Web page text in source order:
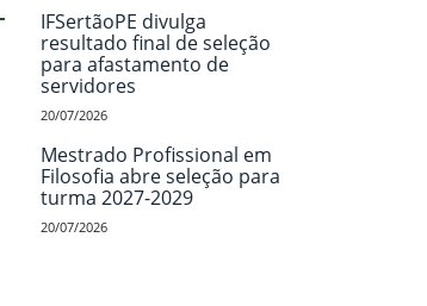
IFSertãoPE divulga
resultado final de seleção
para afastamento de
servidores
20/07/2026
Mestrado Profissional em
Filosofia abre seleção para
turma 2027-2029
20/07/2026